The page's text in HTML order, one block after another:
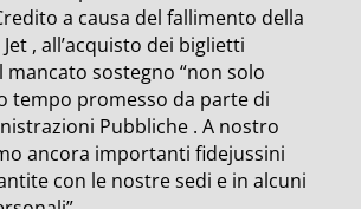
a causa del fallimento della
, all’acquisto dei biglietti
mancato sostegno “non solo
tempo promesso da parte di
Pubbliche . A nostro
ancora importanti fidejussini
con le nostre sedi e in alcuni